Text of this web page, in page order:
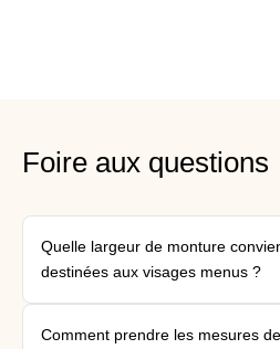
Foire aux questions
Quelle largeur de monture
destinées aux visages menus ?
{"type"=>"root",
[{"type"=>"text", "value"=>"Les
Comment prendre les mesures